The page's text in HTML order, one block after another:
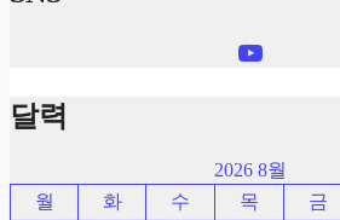
YouTube
달력
2026 8월
월
화 수 목 금